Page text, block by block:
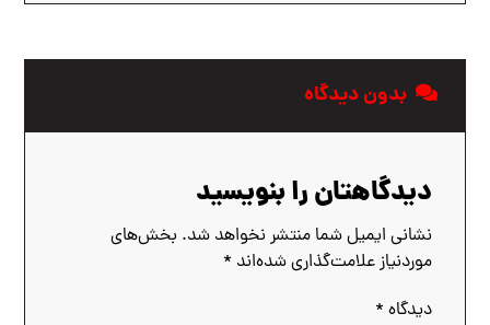
بدون دیدگاه
دیدگاهتان را بنویسید
نشانی ایمیل شما منتشر نخواهد شد. بخش‌های
موردنیاز علامت‌گذاری شده‌اند *
دیدگاه *